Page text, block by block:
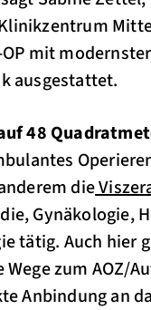
mit modernster
ausgestattet.
48
die
Gynäkologie,
tätig. Auch hier
Wege zum AOZ/
Anbindung an